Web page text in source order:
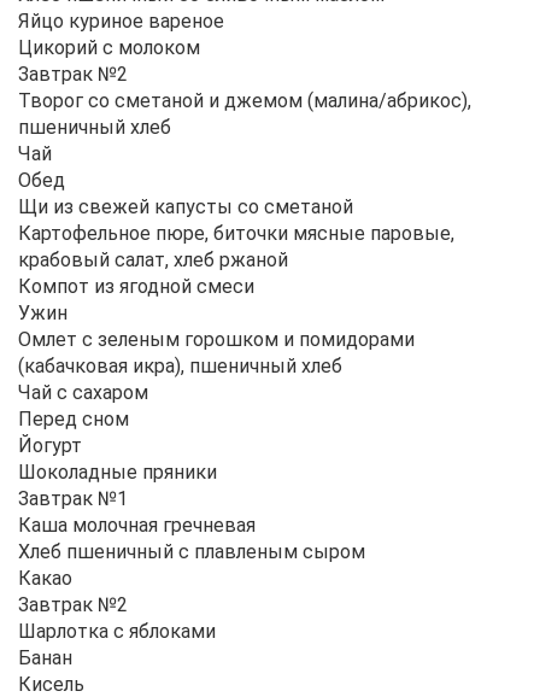
Яйцо куриное вареное
Цикорий с молоком
Завтрак №2
Творог со сметаной и джемом (малина/абрикос),
пшеничный хлеб
Чай
Обед
Щи из свежей капусты со сметаной
Картофельное пюре, биточки мясные паровые,
крабовый салат, хлеб ржаной
Компот из ягодной смеси
Ужин
Омлет с зеленым горошком и помидорами
(кабачковая икра), пшеничный хлеб
Чай с сахаром
Перед сном
Йогурт
Шоколадные пряники
Завтрак №1
Каша молочная гречневая
Хлеб пшеничный с плавленым сыром
Какао
Завтрак №2
Шарлотка с яблоками
Банан
Кисель